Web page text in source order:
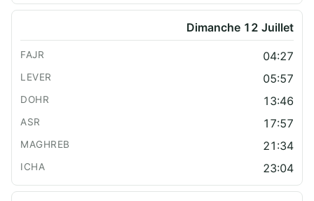
Dimanche 12 Juillet
04:27
05:57
13:46
17:57
21:34
23:04